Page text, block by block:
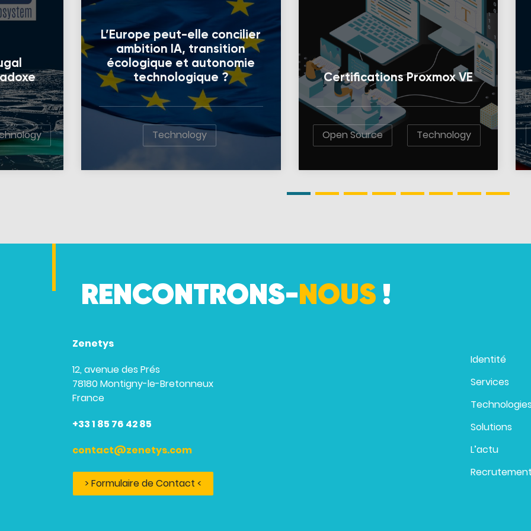
L’Europe peut-elle concilier
ambition IA, transition
écologique et autonomie
technologique ?
Technology
Certifications Proxmox VE
Open Source Technology
RENCONTRONS-NOUS !
Zenetys
12, avenue des Prés
78180 Montigny-le-Bretonneux
France
+33 1 85 76 42 85
contact@zenetys.com
> Formulaire de Contact <
Identité
Services
Solutions
L’actu